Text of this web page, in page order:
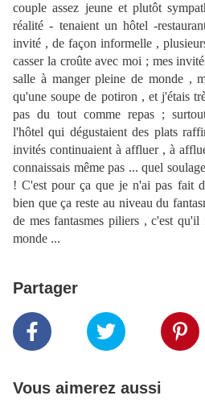
couple assez jeune et plutôt
réalité - tenaient un hôtel -
invité , de façon informelle ,
casser la croûte avec moi ; mes
salle à manger pleine de monde ,
qu'une soupe de potiron , et j'étais
pas du tout comme repas ;
l'hôtel qui dégustaient des plats
invités continuaient à affluer , à
connaissais même pas ... quel
! C'est pour ça que je n'ai pas fait
bien que ça reste au niveau du
de mes fantasmes piliers , c'est
monde ...
Partager
Vous aimerez aussi